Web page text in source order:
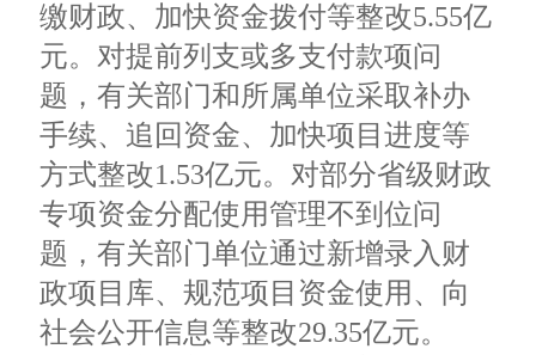
缴财政、加快资金拨付等整改5.55亿
元。对提前列支或多支付款项问
题，有关部门和所属单位采取补办
手续、追回资金、加快项目进度等
方式整改1.53亿元。对部分省级财政
专项资金分配使用管理不到位问
题，有关部门单位通过新增录入财
政项目库、规范项目资金使用、向
社会公开信息等整改29.35亿元。